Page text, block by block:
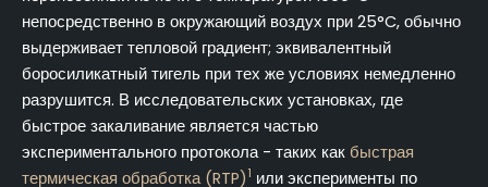
непосредственно в окружающий воздух при 25°C, обычно
выдерживает тепловой градиент; эквивалентный
боросиликатный тигель при тех же условиях немедленно
разрушится. В исследовательских установках, где
быстрое закаливание является частью
экспериментального протокола - таких как быстрая
термическая обработка (RTP) 1 или эксперименты по